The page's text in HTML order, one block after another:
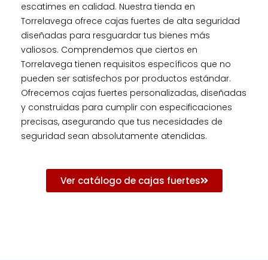
escatimes en calidad. Nuestra tienda en
Torrelavega ofrece cajas fuertes de alta seguridad
diseñadas para resguardar tus bienes más
valiosos. Comprendemos que ciertos en
Torrelavega tienen requisitos específicos que no
pueden ser satisfechos por productos estándar.
Ofrecemos cajas fuertes personalizadas, diseñadas
y construidas para cumplir con especificaciones
precisas, asegurando que tus necesidades de
seguridad sean absolutamente atendidas.
Ver catálogo de cajas fuertes